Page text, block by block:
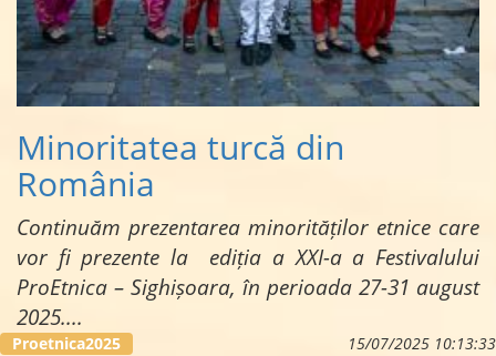
Minoritatea turcă din
România
Continuăm prezentarea minorităților etnice care
vor fi prezente la ediția a XXI-a a Festivalului
ProEtnica – Sighișoara, în perioada 27-31 august
2025....
15/07/2025 10:13:33
Proetnica2025